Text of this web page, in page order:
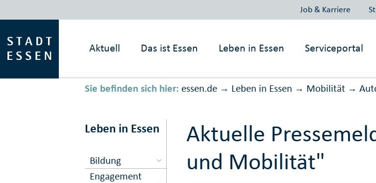
Job & Karriere
Aktuell Das ist Essen Leben in Essen Serviceportal
Sie befinden sich hier: essen.de → Leben in Essen → Mobilität →
Leben in Essen
Bildung
Engagement
Aktuelle
und Mobilität"